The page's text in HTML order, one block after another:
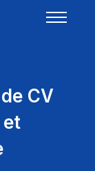
CV
et